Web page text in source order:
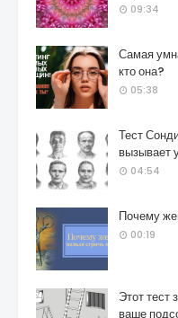
09:34
Самая
кто она?
05:38
Тест
вызывает
04:54
Почему
00:19
Этот тест
ваше